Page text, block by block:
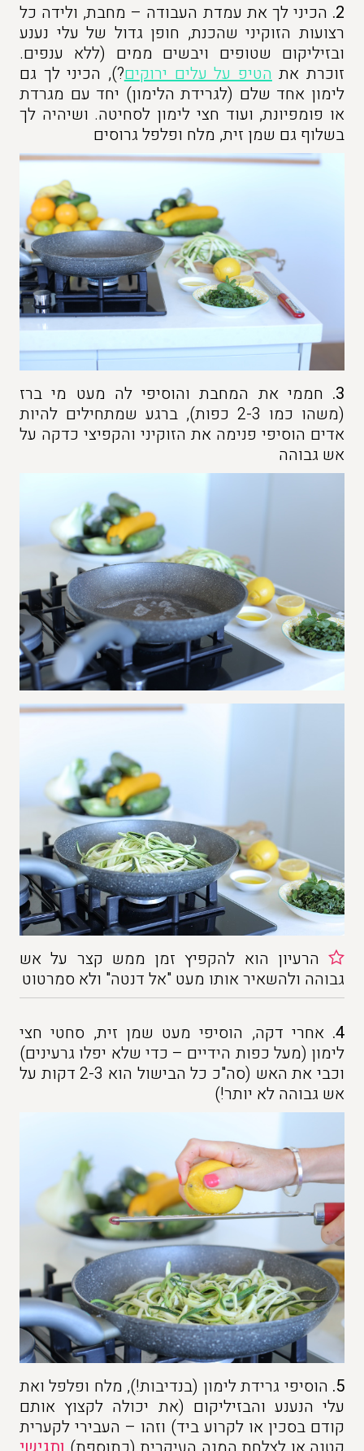
2. הכיני לך את עמדת העבודה – מחבת, ולידה כל
רצועות הזוקיני שהכנת, חופן גדול של עלי נענע
ובזיליקום שטופים ויבשים ממים (ללא ענפים.
זוכרת אתהטיפ על עלים ירוקים?), הכיני לך גם
לימון אחד שלם (לגרידת הלימון) יחד עם מגרדת
או פומפיונת, ועוד חצי לימון לסחיטה. ושיהיה לך
בשלוף גם שמן זית, מלח ופלפל גרוסים
3.
חממי את המחבת והוסיפי לה מעט מי ברז
(משהו כמו 2-3 כפות), ברגע שמתחילים להיות
אדים הוסיפי פנימה את הזוקיני והקפיצי כדקה על
אש גבוהה
הרעיון הוא להקפיץ זמן ממש קצר על אש
גבוהה ולהשאיר אותו מעט "אל דנטה" ולא סמרטוט
4. אחרי דקה, הוסיפי מעט שמן זית, סחטי חצי
לימון (מעל כפות הידיים – כדי שלא יפלו גרעינים)
וכבי את האש (סה"כ כל הבישול הוא 2-3 דקות על
אש גבוהה לא יותר!)
5. הוסיפי גרידת לימון (בנדיבות!), מלח ופלפל ואת
עלי הנענע והבזיליקום (את יכולה לקצוץ אותם
קודם בסכין או לקרוע ביד) וזהו – העבירי לקערית